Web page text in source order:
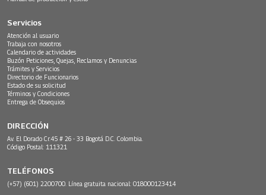
Servicios
Atención al usuario
Trabaja con nosotros
Calendario de actividades
Buzón Peticiones, Quejas, Reclamos y Denuncias
Trámites y Servicios
Directorio de Funcionarios
Estado de su solicitud
Términos y Condiciones
Entrega de Obsequios
DIRECCIÓN
Av. El Dorado Cr.45 # 26 - 33 Bogotá D.C. Colombia.
Código Postal: 111321
TELÉFONOS
(+57) (601) 2200700. Línea gratuita nacional: 018000123414